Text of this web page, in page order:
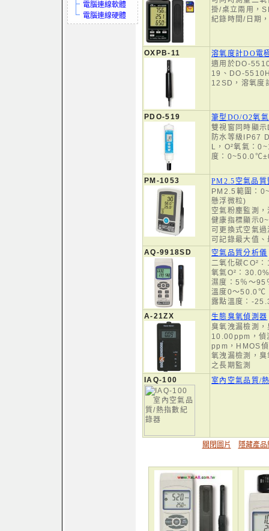
電腦連線軟體
電腦連線硬體
掛/桌立兩用，
紀錄時間/日期
OXPB-11
溶氧度計DO電
適用於DO-
19、DO-
12SD，溶氧度
PDO-519
筆型DO/O2氧
雙視窗同時顯
防水等級IP67
L，O²氧氣：
度：
PM-1053
PM2.5空氣品質
PM2.5範圍：
懸浮微粒)
空氣粉塵監測
健康指標顯示
可更換式空氣
可記錄最大值
AQ-9918SD
空氣品質分析儀
二氧化碳CO²
氧氣O²：
濕度：5％～95
溫度0～50.0℃
露點溫度：-
A-21ZX
生態臭氧偵測器
臭氧洩漏檢測
10.00ppm，偵
ppm，HMOS
氧洩漏檢測，
之長期監測
IAQ-100
室內空氣品質/
關閉圖片 隱藏產品